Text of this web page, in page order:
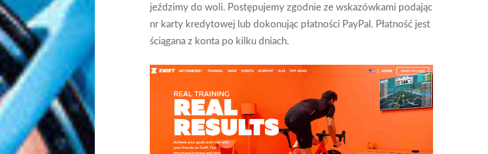
jeździmy do woli. Postępujemy zgodnie ze wskazówkami podając
nr karty kredytowej lub dokonując płatności PayPal. Płatność jest
ściągana z konta po kilku dniach.